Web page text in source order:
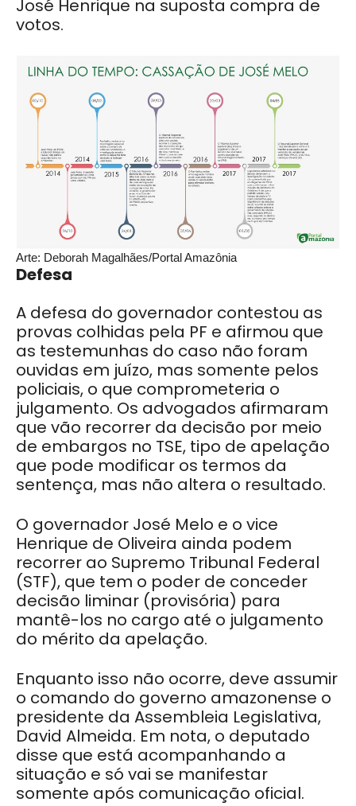
José Henrique na suposta compra de
votos.
Arte: Deborah Magalhães/Portal Amazônia
Defesa
A defesa do governador contestou as
provas colhidas pela PF e afirmou que
as testemunhas do caso não foram
ouvidas em juízo, mas somente pelos
policiais, o que comprometeria o
julgamento. Os advogados afirmaram
que vão recorrer da decisão por meio
de embargos no TSE, tipo de apelação
que pode modificar os termos da
sentença, mas não altera o resultado.
O governador José Melo e o vice
Henrique de Oliveira ainda podem
recorrer ao Supremo Tribunal Federal
(STF), que tem o poder de conceder
decisão liminar (provisória) para
mantê-los no cargo até o julgamento
do mérito da apelação.
Enquanto isso não ocorre, deve assumir
o comando do governo amazonense o
presidente da Assembleia Legislativa,
David Almeida. Em nota, o deputado
disse que está acompanhando a
situação e só vai se manifestar
somente após comunicação oficial.